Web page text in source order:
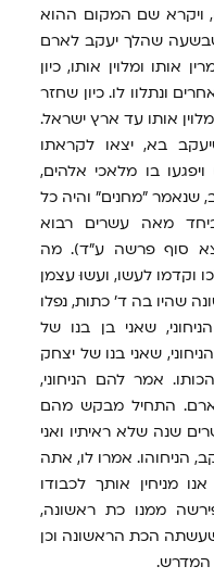
ויקרא שם המקום ההוא
שהלך יעקב לארם
אותו ומלוין אותו, כיון
ונתלוו לו. כיון שחזר
אותו עד ארץ ישראל.
בא, יצאו לקראתו
בו מלאכי אלהים,
שנאמר "מחנים" והיה כל
מאה עשרים רבוא
סוף פרשה ע"ד). מה
וקדמו לעשו, ועשוּ עצמן
שהיו בה ד' כתות, נפלו
שאני בן בנו של
שאני בנו של יצחק
אמר להם הניחוני,
התחיל מבקש מהם
שנה שלא ראיתיו ואני
הניחוהו. אמרו לו, אתה
מניחין אותך לכבודו
ממנו כת ראשונה,
הכת הראשונה וכן
המדרש.